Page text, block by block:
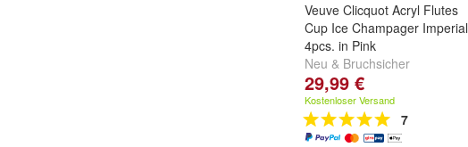
Veuve Clicquot Acryl Flutes
Cup Ice Champager Imperial
4pcs. in Pink
Neu & Bruchsicher
29,99 €
Kostenloser Versand
7